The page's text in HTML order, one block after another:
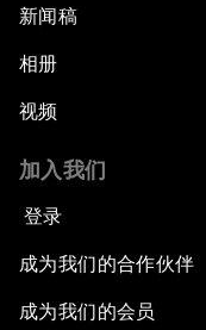
新闻稿
相册
视频
加入我们
登录
成为我们的合作伙伴
成为我们的会员